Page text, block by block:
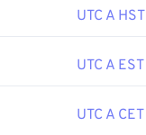
UTC A HST
UTC A EST
UTC A CET